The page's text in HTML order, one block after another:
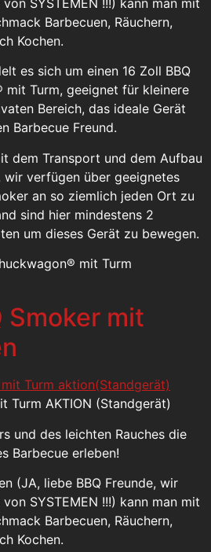
Barbecuen, Räuchern,
Kochen.
es sich um einen 16 Zoll BBQ
mit Turm, geeignet für kleinere
Bereich, das ideale Gerät
Barbecue Freund.
dem Transport und dem Aufbau
wir verfügen über geeignetes
an so ziemlich jeden Ort zu
sind hier mindestens 2
um dieses Gerät zu bewegen.
mit Turm
Smoker mit
Turm AKTION (Standgerät)
und des leichten Rauches die
Barbecue erleben!
(JA, liebe BBQ Freunde, wir
SYSTEMEN !!!) kann man mit
Barbecuen, Räuchern,
Kochen.